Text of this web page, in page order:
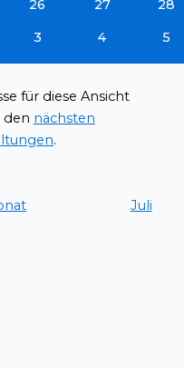
0
26 0
27 0
28
0
3 0
4 0
5
für diese Ansicht
den nächsten
.
Juli